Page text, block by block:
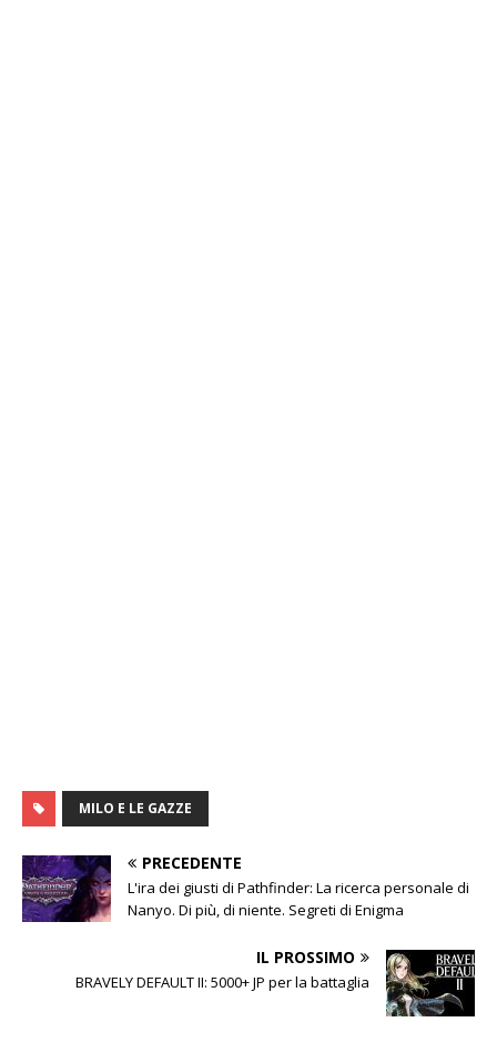
MILO E LE GAZZE
PRECEDENTE
L'ira dei giusti di Pathfinder: La ricerca personale di
Nanyo. Di più, di niente. Segreti di Enigma
IL PROSSIMO
BRAVELY DEFAULT II: 5000+ JP per la battaglia